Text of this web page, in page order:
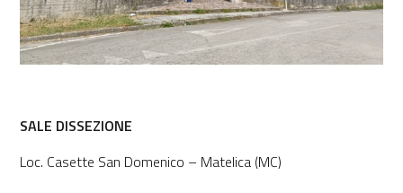
SALE DISSEZIONE
Loc. Casette San Domenico – Matelica (MC)